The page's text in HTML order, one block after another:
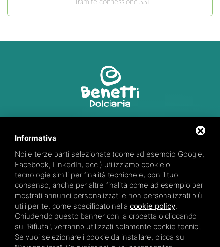
Tramite connessione SSL
347 66 28 871
Partita iva: 01922170384
Informativa
Noi e terze parti selezionate (come ad esempio Google,
Facebook, LinkedIn, ecc.) utilizziamo cookie o
tecnologie simili per finalità tecniche e, con il tuo
consenso, anche per altre finalità come ad esempio per
mostrati annunci personalizzati e non personalizzati più
utili per te, come specificato nella cookie policy.
Chiudendo questo banner con la crocetta o cliccando
su "Rifiuta", verranno utilizzati solamente cookie tecnici.
Se vuoi selezionare i cookie da installare, clicca su